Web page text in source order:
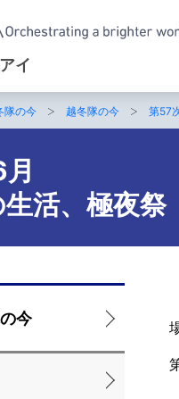
イ
隊の今 越冬隊の今 第57
活、極夜祭
今